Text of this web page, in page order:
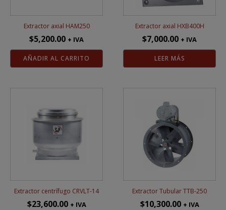
Extractor axial HAM250
$5,200.00 + IVA
AÑADIR AL CARRITO
Extractor axial HXB400H
$7,000.00 + IVA
LEER MÁS
Extractor centrífugo CRVLT-14
$23,600.00 + IVA
Extractor Tubular TTB-250
$10,300.00 + IVA